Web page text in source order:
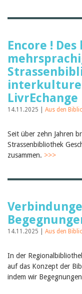
2014
2013
2012
Encore !
LivrEchange
14.11.2025 | Aus den
Seit über zehn Jahren
Strassenbibliothek
zusammen. >>>
14.11.2025 | Aus den
In der
auf das Konzept der
indem wir